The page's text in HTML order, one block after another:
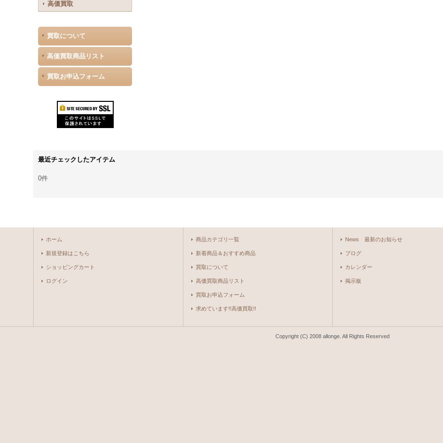
高価買取
買取について
高価買取商品リスト
買取お申込フォーム
最近チェックしたアイテム
0件
ホーム
新規登録はこちら
ショッピングカート
ログイン
商品カテゴリ一覧
新着商品＆おすすめ商品
買取について
高価買取商品リスト
買取お申込フォーム
求めています!!高価買取!!
News 最新のお知らせ
ブログ
カレンダー
掲示板
Copyright (C) 2008 allonge. All Rights Reserved